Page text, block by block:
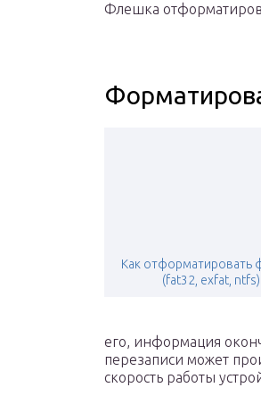
Флешка
Как отформатировать
(fat32, exfat, ntfs)
его, информация
перезаписи может
скорость работы